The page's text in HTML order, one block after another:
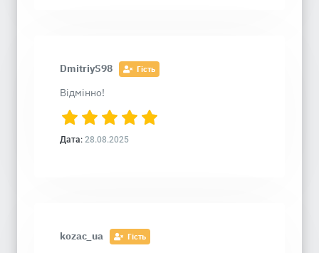
DmitriyS98 Гість
Відмінно!
Дата: 28.08.2025
kozac_ua Гість